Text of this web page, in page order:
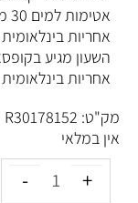
אטימות למים 30 מ'
אחריות בינלאומית 5 שנים +אחרות יבואן
השעון מגיע
אחריות בינלאומית
מק"ט: R30178152
אין במלאי